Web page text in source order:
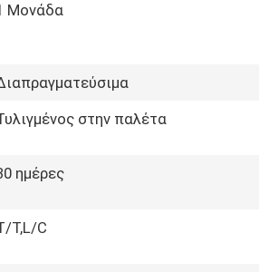
Μονάδα
στην παλέτα
ημέρες
T,L/C